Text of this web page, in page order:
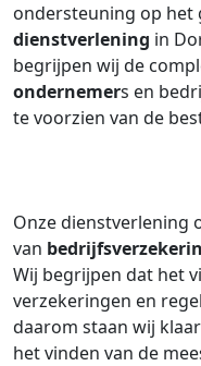
ondersteuning op het
dienstverlening in
begrijpen wij de
ondernemers en
te voorzien van de
Onze dienstverlening
van
Wij begrijpen dat het
verzekeringen en
daarom staan wij
het vinden van de